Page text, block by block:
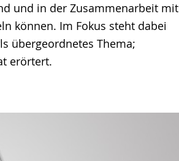
und in der Zusammenarbeit mit
können. Im Fokus steht dabei
übergeordnetes Thema;
erörtert.